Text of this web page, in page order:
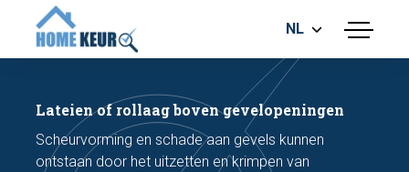
menu
BOUWKUNDIGE KEURING
ENERGIELABEL
MEETRAPPORT
FUNDERINGSRISICO ONDERZOEK
NL
Lateien of rollaag boven gevelopeningen
Scheurvorming en schade aan gevels kunnen
ontstaan door het uitzetten en krimpen van